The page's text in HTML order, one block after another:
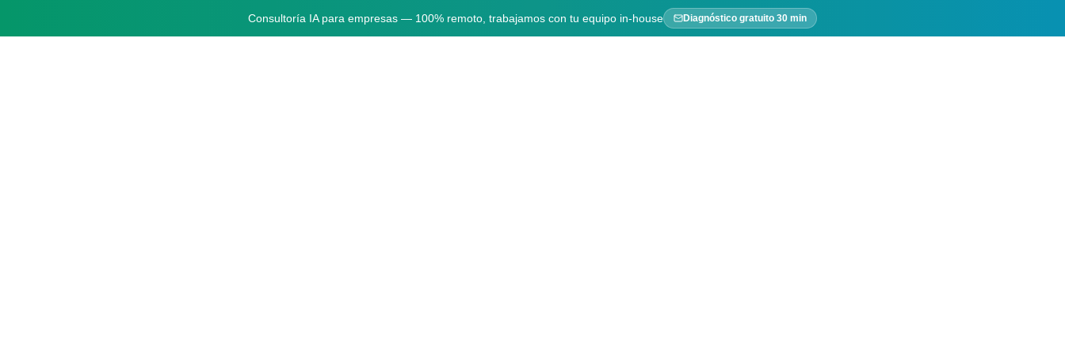
Consultoría IA para empresas — 100% remoto, trabajamos con tu equipo in-house Diagnóstico gratuito 30 min